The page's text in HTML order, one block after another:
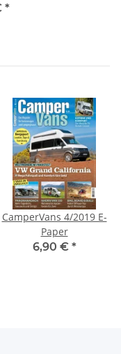
*
CamperVans 4/2019 E-
Paper
6,90 € *